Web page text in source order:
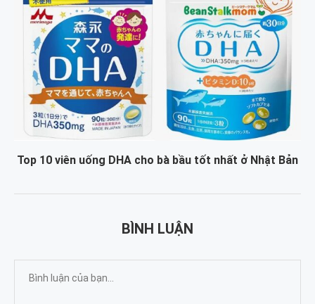
Top 10 viên uống DHA cho bà bầu tốt nhất ở Nhật Bản
BÌNH LUẬN